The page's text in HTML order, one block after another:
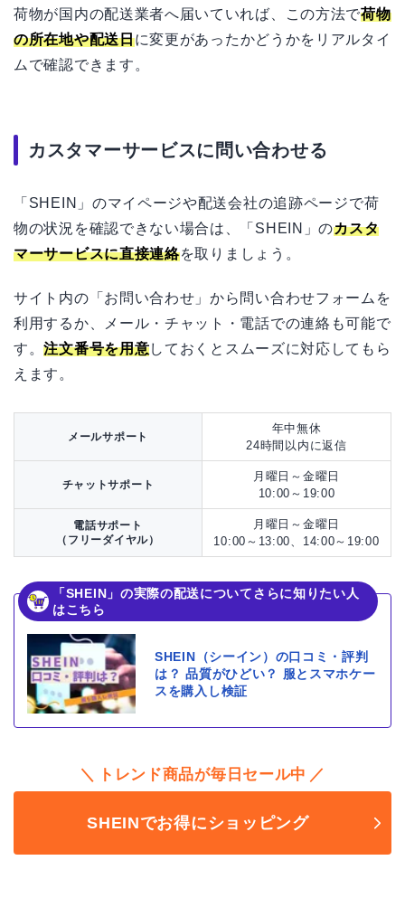
荷物が国内の配送業者へ届いていれば、この方法で荷物
の所在地や配送日に変更があったかどうかをリアルタイ
ムで確認できます。
カスタマーサービスに問い合わせる
「SHEIN」のマイページや配送会社の追跡ページで荷
物の状況を確認できない場合は、「SHEIN」のカスタ
マーサービスに直接連絡を取りましょう。
サイト内の「お問い合わせ」から問い合わせフォームを
利用するか、メール・チャット・電話での連絡も可能で
す。注文番号を用意しておくとスムーズに対応してもら
えます。
メールサポート
年中無休
24時間以内に返信
チャットサポート
月曜日～金曜日
10:00～19:00
電話サポート
（フリーダイヤル）
月曜日～金曜日
10:00～13:00、14:00～19:00
「SHEIN」の実際の配送についてさらに知りたい人
はこちら
SHEIN（シーイン）の口コミ・評判
は？ 品質がひどい？ 服とスマホケー
スを購入し検証
トレンド商品が毎日セール中
SHEINでお得にショッピング